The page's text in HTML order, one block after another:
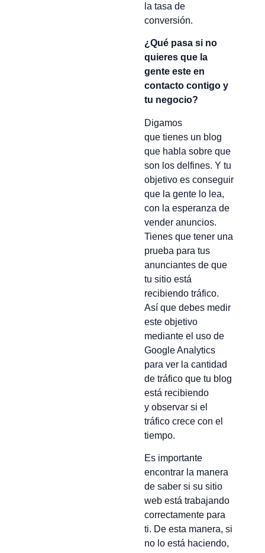
la tasa de
conversión.
¿Qué pasa si no
quieres que la
gente este en
contacto contigo y
tu negocio?
Digamos
que tienes un blog
que habla sobre que
son los delfines. Y tu
objetivo es conseguir
que la gente lo lea,
con la esperanza de
vender anuncios.
Tienes que tener una
prueba para tus
anunciantes de que
tu sitio está
recibiendo tráfico.
Así que debes medir
este objetivo
mediante el uso de
Google Analytics
para ver la cantidad
de tráfico que tu blog
está recibiendo
y observar si el
tráfico crece con el
tiempo.
Es importante
encontrar la manera
de saber si su sitio
web está trabajando
correctamente para
ti. De esta manera, si
no lo está haciendo,